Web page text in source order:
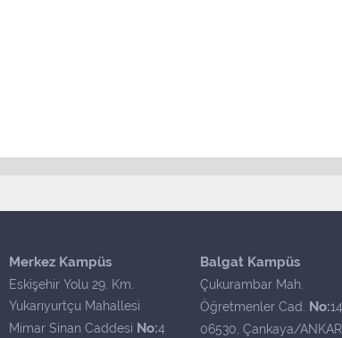
Merkez Kampüs
Eskişehir Yolu 29. Km.
Yukarıyurtçu Mahallesi
Mimar Sinan Caddesi No:4
Balgat Kampüs
Çukurambar Mah.
Öğretmenler Cad. No:14
06530, Çankaya/